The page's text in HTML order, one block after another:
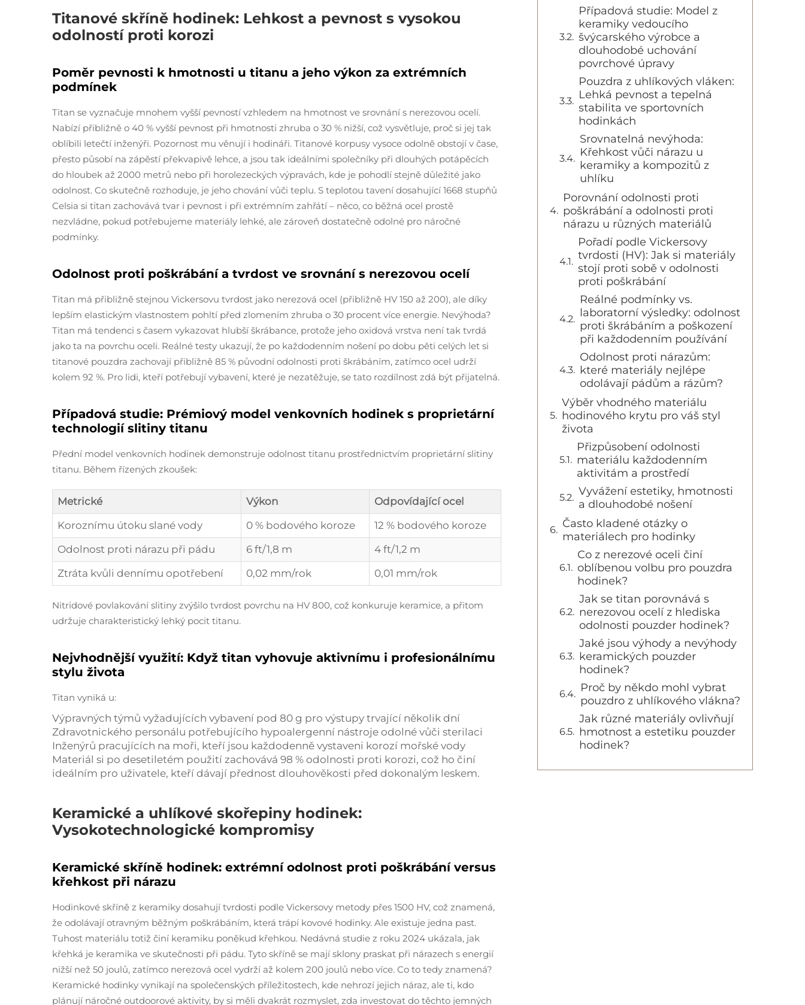
Titanové skříně hodinek: Lehkost a pevnost s vysokou
odolností proti korozi
Poměr pevnosti k hmotnosti u titanu a jeho výkon za extrémních
podmínek
Titan se vyznačuje mnohem vyšší pevností vzhledem na hmotnost ve srovnání s nerezovou ocelí.
Nabízí přibližně o 40 % vyšší pevnost při hmotnosti zhruba o 30 % nižší, což vysvětluje, proč si jej tak
oblíbili letečtí inženýři. Pozornost mu věnují i hodináři. Titanové korpusy vysoce odolně obstojí v čase,
přesto působí na zápěstí překvapivě lehce, a jsou tak ideálními společníky při dlouhých potápěcích
do hloubek až 2000 metrů nebo při horolezeckých výpravách, kde je pohodlí stejně důležité jako
odolnost. Co skutečně rozhoduje, je jeho chování vůči teplu. S teplotou tavení dosahující 1668 stupňů
Celsia si titan zachovává tvar i pevnost i při extrémním zahřátí – něco, co běžná ocel prostě
nezvládne, pokud potřebujeme materiály lehké, ale zároveň dostatečně odolné pro náročné
podmínky.
Odolnost proti poškrábání a tvrdost ve srovnání s nerezovou ocelí
Titan má přibližně stejnou Vickersovu tvrdost jako nerezová ocel (přibližně HV 150 až 200), ale díky
lepším elastickým vlastnostem pohltí před zlomením zhruba o 30 procent více energie. Nevýhoda?
Titan má tendenci s časem vykazovat hlubší škrábance, protože jeho oxidová vrstva není tak tvrdá
jako ta na povrchu oceli. Reálné testy ukazují, že po každodenním nošení po dobu pěti celých let si
titanové pouzdra zachovají přibližně 85 % původní odolnosti proti škrábáním, zatímco ocel udrží
kolem 92 %. Pro lidi, kteří potřebují vybavení, které je nezatěžuje, se tato rozdílnost zdá být přijatelná.
Případová studie: Prémiový model venkovních hodinek s proprietární
technologií slitiny titanu
Přední model venkovních hodinek demonstruje odolnost titanu prostřednictvím proprietární slitiny
titanu. Během řízených zkoušek:
Metrické Výkon
Odpovídající ocel
Koroznímu útoku slané vody
0 % bodového koroze
12 % bodového koroze
Odolnost proti nárazu při pádu
6 ft/1,8 m
4 ft/1,2 m
Ztráta kvůli dennímu opotřebení
0,02 mm/rok 0,01 mm/rok
Nitridové povlakování slitiny zvýšilo tvrdost povrchu na HV 800, což konkuruje keramice, a přitom
udržuje charakteristický lehký pocit titanu.
Nejvhodnější využití: Když titan vyhovuje aktivnímu i profesionálnímu
stylu života
Titan vyniká u:
Výpravných týmů vyžadujících vybavení pod 80 g pro výstupy trvající několik dní
Zdravotnického personálu potřebujícího hypoalergenní nástroje odolné vůči sterilaci
Inženýrů pracujících na moři, kteří jsou každodenně vystaveni korozí mořské vody
Materiál si po desetiletém použití zachovává 98 % odolnosti proti korozi, což ho činí
ideálním pro uživatele, kteří dávají přednost dlouhověkosti před dokonalým leskem.
Keramické a uhlíkové skořepiny hodinek:
Vysokotechnologické kompromisy
Keramické skříně hodinek: extrémní odolnost proti poškrábání versus
křehkost při nárazu
Hodinkové skříně z keramiky dosahují tvrdosti podle Vickersovy metody přes 1500 HV, což znamená,
že odolávají otravným běžným poškrábáním, která trápí kovové hodinky. Ale existuje jedna past.
Tuhost materiálu totiž činí keramiku poněkud křehkou. Nedávná studie z roku 2024 ukázala, jak
křehká je keramika ve skutečnosti při pádu. Tyto skříně se mají sklony praskat při nárazech s energií
nižší než 50 joulů, zatímco nerezová ocel vydrží až kolem 200 joulů nebo více. Co to tedy znamená?
Keramické hodinky vynikají na společenských příležitostech, kde nehrozí jejich náraz, ale ti, kdo
plánují náročné outdoorové aktivity, by si měli dvakrát rozmyslet, zda investovat do těchto jemných
Případová studie: Model z
keramiky vedoucího
švýcarského výrobce a
dlouhodobé uchování
povrchové úpravy
Pouzdra z uhlíkových vláken:
Lehká pevnost a tepelná
stabilita ve sportovních
hodinkách
Srovnatelná nevýhoda:
Křehkost vůči nárazu u
keramiky a kompozitů z
uhlíku
Porovnání odolnosti proti
poškrábání a odolnosti proti
nárazu u různých materiálů
Pořadí podle Vickersovy
tvrdosti (HV): Jak si materiály
stojí proti sobě v odolnosti
proti poškrábání
Reálné podmínky vs.
laboratorní výsledky: odolnost
proti škrábáním a poškození
při každodenním používání
Odolnost proti nárazům:
které materiály nejlépe
odolávají pádům a rázům?
Výběr vhodného materiálu
hodinového krytu pro váš styl
života
Přizpůsobení odolnosti
materiálu každodenním
aktivitám a prostředí
Vyvážení estetiky, hmotnosti
a dlouhodobé nošení
Často kladené otázky o
materiálech pro hodinky
Co z nerezové oceli činí
oblíbenou volbu pro pouzdra
hodinek?
Jak se titan porovnává s
nerezovou ocelí z hlediska
odolnosti pouzder hodinek?
Jaké jsou výhody a nevýhody
keramických pouzder
hodinek?
Proč by někdo mohl vybrat
pouzdro z uhlíkového vlákna?
Jak různé materiály ovlivňují
hmotnost a estetiku pouzder
hodinek?